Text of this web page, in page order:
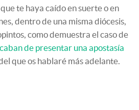
te haya caído en suerte o en
dentro de una misma diócesis,
como demuestra el caso de
de presentar una apostasía
que os hablaré más adelante.